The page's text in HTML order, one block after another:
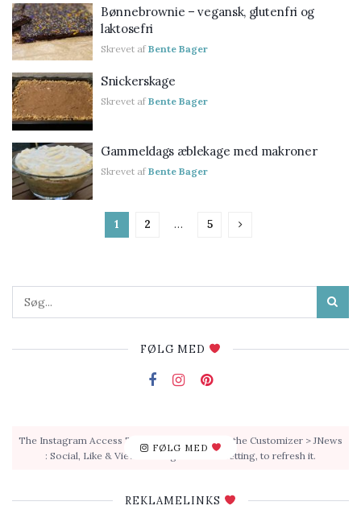
Bønnebrownie – vegansk, glutenfri og
laktosefri
Skrevet af Bente Bager
Snickerskage
Skrevet af Bente Bager
Gammeldags æblekage med makroner
Skrevet af Bente Bager
1 2 … 5
FØLG MED
FØLG MED
The Instagram Access Token is expired, Go to the Customizer > JNews
: Social, Like & View > Instagram Feed Setting, to refresh it.
REKLAMELINKS